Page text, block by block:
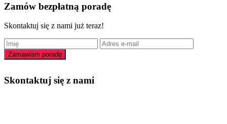
Zamów bezpłatną poradę
Skontaktuj się z nami już teraz!
Skontaktuj się z nami